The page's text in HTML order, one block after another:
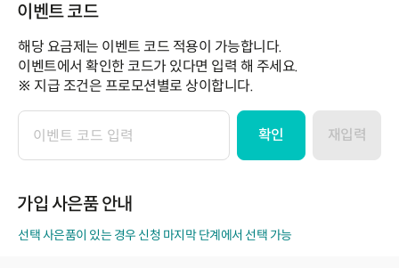
이벤트 코드
해당 요금제는 이벤트 코드 적용이 가능합니다.
이벤트에서 확인한 코드가 있다면 입력 해 주세요.
※ 지급 조건은 프로모션별로 상이합니다.
이
벤
코
확인 재입력
가입 사은품 안내
선택 사은품이 있는 경우 신청 마지막 단계에서 선택 가능